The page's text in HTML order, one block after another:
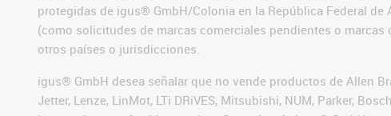
protegidas de igus® GmbH/Colonia en la República Federal
(como solicitudes de marcas comerciales pendientes o
otros países o jurisdicciones.
igus® GmbH desea señalar que no vende productos de Allen
Jetter, Lenze, LinMot, LTi DRiVES, Mitsubishi, NUM, Parker,